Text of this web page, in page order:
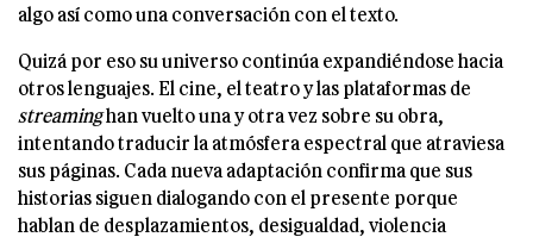
algo así como una conversación con el texto.
Quizá por eso su universo continúa expandiéndose hacia
otros lenguajes. El cine, el teatro y las plataformas de
streaminghan vuelto una y otra vez sobre su obra,
intentando traducir la atmósfera espectral que atraviesa
sus páginas. Cada nueva adaptación confirma que sus
historias siguen dialogando con el presente porque
hablan de desplazamientos, desigualdad, violencia